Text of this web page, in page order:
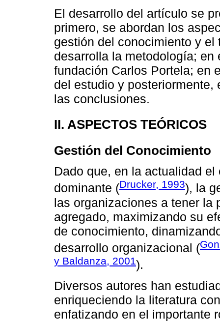
El desarrollo del artículo se
primero, se abordan los
gestión del conocimiento y
desarrolla la metodología;
fundación Carlos Portela; en
del estudio y posteriormente,
las conclusiones.
II. ASPECTOS TEÓRICOS
Gestión del Conocimiento
Dado que, en la actualidad
dominante (Drucker, 1993), la
las organizaciones a tener la
agregado, maximizando su
de conocimiento,
desarrollo organizacional (
y Baldanza, 2001).
Diversos autores han
enriqueciendo la literatura
enfatizando en el importante